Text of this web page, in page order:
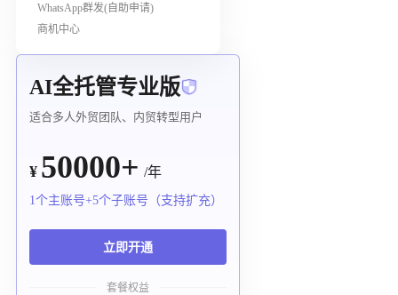
WhatsApp群发(自助申请)
商机中心
AI全托管专业版
适合多人外贸团队、内贸转型用户
¥ 50000+ /年
1个主账号+5个子账号（支持扩充）
立即开通
套餐权益